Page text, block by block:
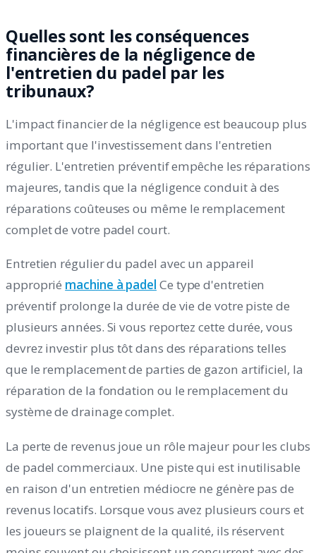
Quelles sont les conséquences
financières de la négligence de
l'entretien du padel par les
tribunaux?
L'impact financier de la négligence est beaucoup plus
important que l'investissement dans l'entretien
régulier. L'entretien préventif empêche les réparations
majeures, tandis que la négligence conduit à des
réparations coûteuses ou même le remplacement
complet de votre padel court.
Entretien régulier du padel avec un appareil
approprié machine à padel Ce type d'entretien
préventif prolonge la durée de vie de votre piste de
plusieurs années. Si vous reportez cette durée, vous
devrez investir plus tôt dans des réparations telles
que le remplacement de parties de gazon artificiel, la
réparation de la fondation ou le remplacement du
système de drainage complet.
La perte de revenus joue un rôle majeur pour les clubs
de padel commerciaux. Une piste qui est inutilisable
en raison d'un entretien médiocre ne génère pas de
revenus locatifs. Lorsque vous avez plusieurs cours et
les joueurs se plaignent de la qualité, ils réservent